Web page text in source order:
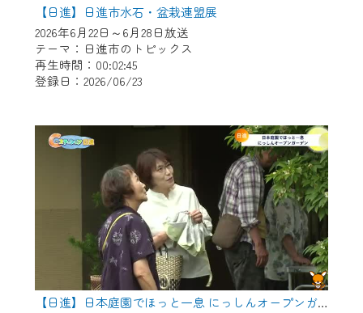
【日進】日進市水石・盆栽連盟展
2026年6月22日～6月28日放送
テーマ：日進市のトピックス
再生時間：00:02:45
登録日：2026/06/23
【日進】日本庭園でほっと一息 にっしんオープンガーデン
＜メンテナンス情報＞
CCNetWebTVのリニューアルにともないメ
ンテナンス作業を予定しています。
作業の間は、CCNetWebTVの画面が「メン
テナンス中」になり、ご利用いただけませ
ご不便をおかけいたしますが、ご了承の程
よろしくお願いいたします。